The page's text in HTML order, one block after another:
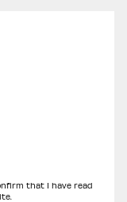
that I have read